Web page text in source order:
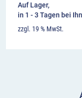
Auf Lager,
in 1 - 3 Tagen bei
zzgl. 19 % MwSt.